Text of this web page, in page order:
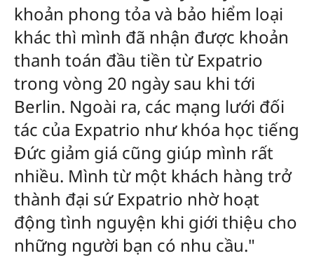
khoản phong tỏa và bảo hiểm loại
khác thì mình đã nhận được khoản
thanh toán đầu tiền từ Expatrio
trong vòng 20 ngày sau khi tới
Berlin. Ngoài ra, các mạng lưới đối
tác của Expatrio như khóa học tiếng
Đức giảm giá cũng giúp mình rất
nhiều. Mình từ một khách hàng trở
thành đại sứ Expatrio nhờ hoạt
động tình nguyện khi giới thiệu cho
những người bạn có nhu cầu."